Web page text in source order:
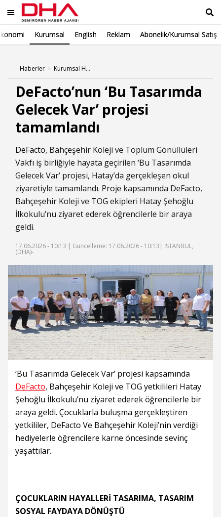
Kurumsal English Reklam Abonelik/Kurumsal Satış
Haberler Kurumsal Haberleri
DeFacto’nun ‘Bu Tasarımda
Gelecek Var’ projesi
tamamlandı
DeFacto, Bahçeşehir Koleji ve Toplum Gönüllüleri
Vakfı iş birliğiyle hayata geçirilen ‘Bu Tasarımda
Gelecek Var’ projesi, Hatay’da gerçekleşen okul
ziyaretiyle tamamlandı. Proje kapsamında DeFacto,
Bahçeşehir Koleji ve TOG ekipleri Hatay Şehoğlu
İlkokulu’nu ziyaret ederek öğrencilerle bir araya
geldi.
17.06.2026 - 10:13 | Güncelleme: 17.06.2026 - 10:13 | İSTANBUL,
(DHA)-
‘Bu Tasarımda Gelecek Var’ projesi kapsamında
DeFacto, Bahçeşehir Koleji ve TOG yetkilileri Hatay
Şehoğlu İlkokulu’nu ziyaret ederek öğrencilerle bir
araya geldi. Çocuklarla buluşma gerçekleştiren
yetkililer, DeFacto Ve Bahçeşehir Koleji’nin verdiği
hediyelerle öğrencilere karne öncesinde sevinç
yaşattılar.
ÇOCUKLARIN HAYALLERİ TASARIMA, TASARIM
SOSYAL FAYDAYA DÖNÜŞTÜ